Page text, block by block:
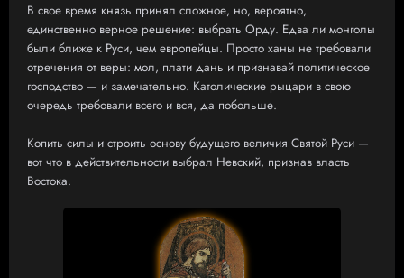
В свое время князь принял сложное, но, вероятно,
единственно верное решение: выбрать Орду. Едва ли монголы
были ближе к Руси, чем европейцы. Просто ханы не требовали
отречения от веры: мол, плати дань и признавай политическое
господство — и замечательно. Католические рыцари в свою
очередь требовали всего и вся, да побольше.
Копить силы и строить основу будущего величия Святой Руси —
вот что в действительности выбрал Невский, признав власть
Востока.